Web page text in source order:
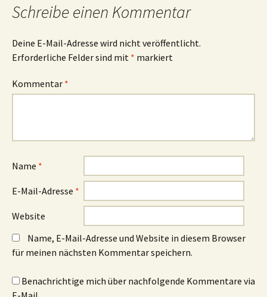
Schreibe einen Kommentar
Deine E-Mail-Adresse wird nicht veröffentlicht.
Erforderliche Felder sind mit * markiert
Kommentar *
Name *
E-Mail-Adresse *
Website
Name, E-Mail-Adresse und Website in diesem Browser
für meinen nächsten Kommentar speichern.
Benachrichtige mich über nachfolgende Kommentare via